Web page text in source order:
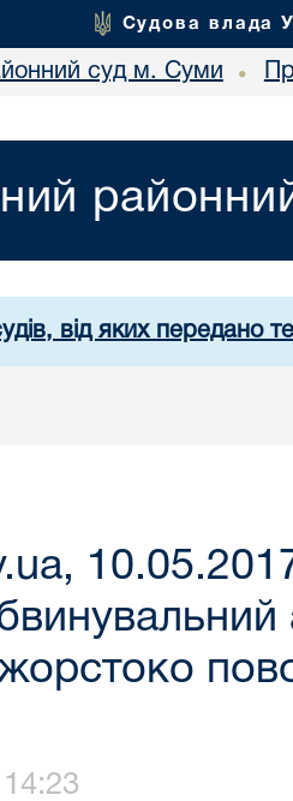
Судова влада
суд м. Суми •
від яких передано